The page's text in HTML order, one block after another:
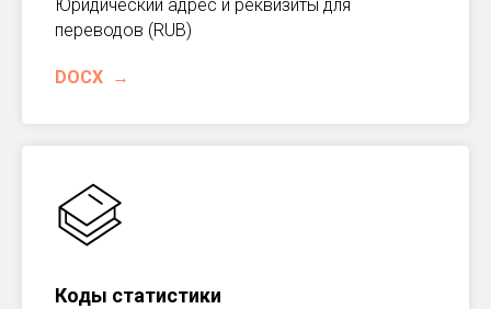
Юридический адрес и реквизиты для
переводов (RUB)
DOCX
Коды статистики